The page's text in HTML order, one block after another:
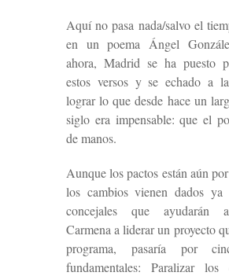
Aquí no pasa nada/salvo el
en un poema Ángel
ahora, Madrid se ha puesto
estos versos y se echado a
lograr lo que desde hace un
siglo era impensable: que el
de manos.
Aunque los pactos están aún
los cambios vienen dados
concejales que ayudarán
Carmena a liderar un proyecto
programa, pasaría por
fundamentales: Paralizar los